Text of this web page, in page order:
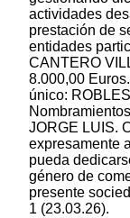
actividades
prestación de
entidades
CANTERO
8.000,00
único:
JORGE LUIS.
expresamente
pueda
género de
presente
1 (23.03.26).